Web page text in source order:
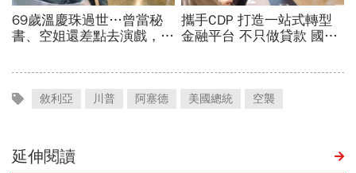
敘利亞 川普 阿塞德 美國總統 空襲
延伸閱讀